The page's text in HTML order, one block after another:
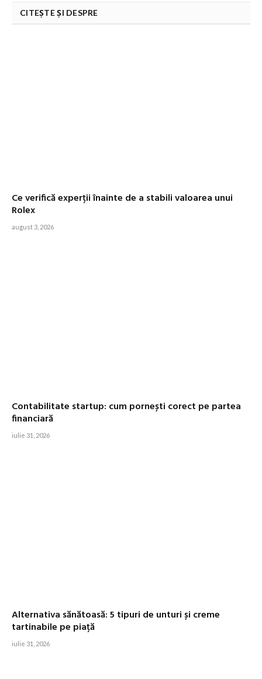
CITEȘTE ȘI DESPRE
Ce verifică experții înainte de a stabili valoarea unui
Rolex
august 3, 2026
Contabilitate startup: cum pornești corect pe partea
financiară
iulie 31, 2026
Alternativa sănătoasă: 5 tipuri de unturi și creme
tartinabile pe piață
iulie 31, 2026